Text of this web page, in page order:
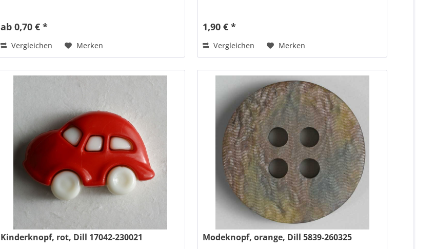
ab 0,70 € *
Vergleichen Merken
1,90 € *
Vergleichen Merken
Kinderknopf, rot, Dill 17042-230021 Modeknopf, orange, Dill 5839-260325